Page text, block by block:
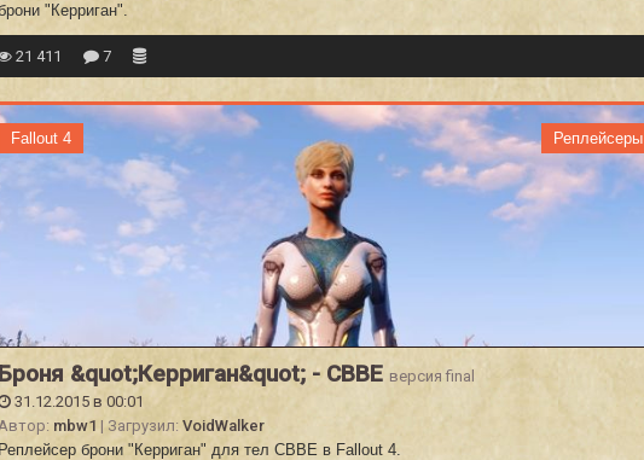
"Керриган".
21 411 7
Fallout 4 Реплейсеры
Броня &quot;Керриган&quot; - CBBE версия final
31.12.2015 в 00:01
mbw1 | Загрузил: VoidWalker
Реплейсер брони "Керриган" для тел CBBE в Fallout 4.